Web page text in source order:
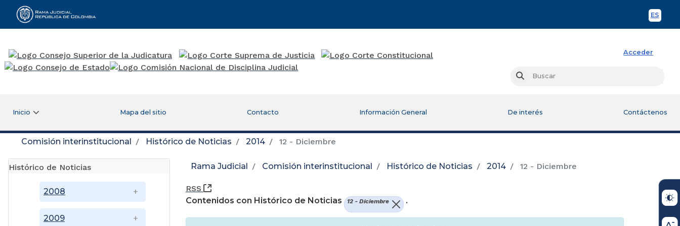
ES
Rama Judicial
Acceder
Buscar
Inicio Mapa del sitio Contacto Información General De interés Contáctenos
Comisión interinstitucional Histórico de Noticias 2014 12 - Diciembre
Histórico de Noticias
2008
2009
Rama Judicial Comisión interinstitucional Histórico de Noticias 2014 12 - Diciembre
RSS
(Abre una nueva ventana)
Contenidos con Histórico de Noticias
12 - Diciembre .